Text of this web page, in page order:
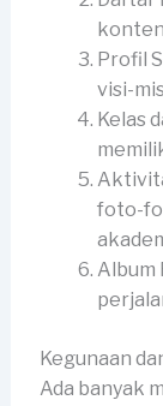
Profil
visi-
Kelas
foto-
Album
Kegunaan
Ada banyak